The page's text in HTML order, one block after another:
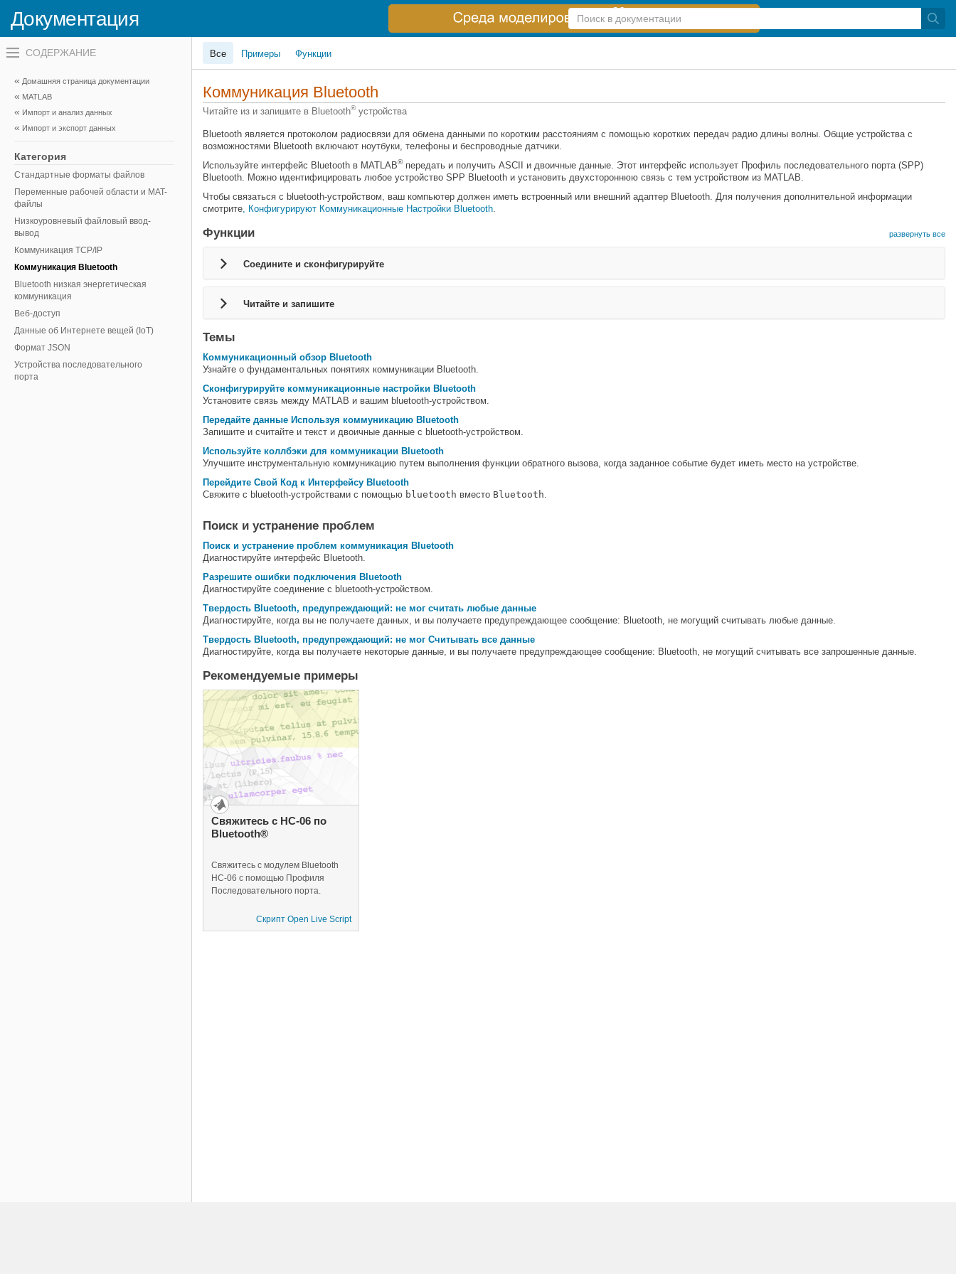
Документация
Справка
по
Переключатель
навигационного
вне
холста
переключатель
навигационного
вне
Домашняя страница документации
MATLAB
Импорт и анализ данных
Импорт и экспорт данных
Категория
Стандартные форматы файлов
Переменные рабочей области и MAT-
файлы
Низкоуровневый файловый ввод-
вывод
Коммуникация TCP/IP
Коммуникация Bluetooth
Bluetooth низкая энергетическая
коммуникация
Веб-доступ
Данные об Интернете вещей (IoT)
Формат JSON
Устройства последовательного
порта
Все Примеры Функции
Коммуникация Bluetooth
Читайте из и запишите в Bluetooth®устройства
Bluetooth является протоколом радиосвязи для обмена данными по коротким расстояниям с помощью коротких передач радио длины волны. Общие устройства с
возможностями Bluetooth включают ноутбуки, телефоны и беспроводные датчики.
Используйте интерфейс Bluetooth в MATLAB®передать и получить ASCII и двоичные данные. Этот интерфейс использует Профиль последовательного порта (SPP)
Bluetooth. Можно идентифицировать любое устройство SPP Bluetooth и установить двухстороннюю связь с тем устройством из MATLAB.
Чтобы связаться с bluetooth-устройством, ваш компьютер должен иметь встроенный или внешний адаптер Bluetooth. Для получения дополнительной информации
смотрите, Конфигурируют Коммуникационные Настройки Bluetooth.
Функции развернуть все
Соедините и сконфигурируйте
Читайте и запишите
Темы
Коммуникационный обзор Bluetooth
Узнайте о фундаментальных понятиях коммуникации Bluetooth.
Сконфигурируйте коммуникационные настройки Bluetooth
Установите связь между MATLAB и вашим bluetooth-устройством.
Передайте данные Используя коммуникацию Bluetooth
Запишите и считайте и текст и двоичные данные с bluetooth-устройством.
Используйте коллбэки для коммуникации Bluetooth
Улучшите инструментальную коммуникацию путем выполнения функции обратного вызова, когда заданное событие будет иметь место на устройстве.
Перейдите Свой Код к Интерфейсу Bluetooth
Свяжите с bluetooth-устройствами с помощью bluetooth вместо Bluetooth.
Поиск и устранение проблем
Поиск и устранение проблем коммуникация Bluetooth
Диагностируйте интерфейс Bluetooth.
Разрешите ошибки подключения Bluetooth
Диагностируйте соединение с bluetooth-устройством.
Твердость Bluetooth, предупреждающий: не мог считать любые данные
Диагностируйте, когда вы не получаете данных, и вы получаете предупреждающее сообщение: Bluetooth, не могущий считывать любые данные.
Твердость Bluetooth, предупреждающий: не мог Считывать все данные
Диагностируйте, когда вы получаете некоторые данные, и вы получаете предупреждающее сообщение: Bluetooth, не могущий считывать все запрошенные данные.
Рекомендуемые примеры
Свяжитесь с HC-06 по
Bluetooth®
Свяжитесь с модулем Bluetooth
HC-06 с помощью Профиля
Последовательного порта.
Скрипт Open Live Script